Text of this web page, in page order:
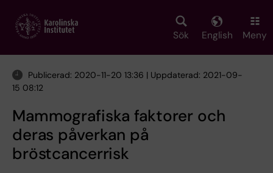
main
Sök English Meny
Publicerad: 2020-11-20 13:36 | Uppdaterad: 2021-09-
15 08:12
Mammografiska faktorer och
deras påverkan på
bröstcancerrisk